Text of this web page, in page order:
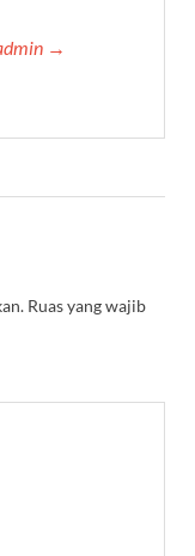
→
Ruas yang wajib